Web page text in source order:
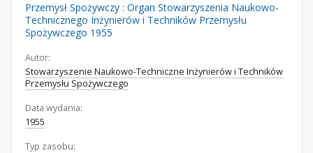
Przemysł Spożywczy : Organ Stowarzyszenia Naukowo-
Technicznego Inżynierów i Techników Przemysłu
Spożywczego 1955
Autor:
Stowarzyszenie Naukowo-Techniczne Inżynierów i Techników
Przemysłu Spożywczego
Data wydania:
1955
Typ zasobu: